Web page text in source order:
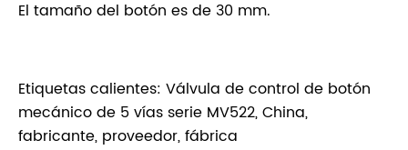
El tamaño del botón es de 30 mm.
Etiquetas calientes: Válvula de control de botón
mecánico de 5 vías serie MV522, China,
fabricante, proveedor, fábrica